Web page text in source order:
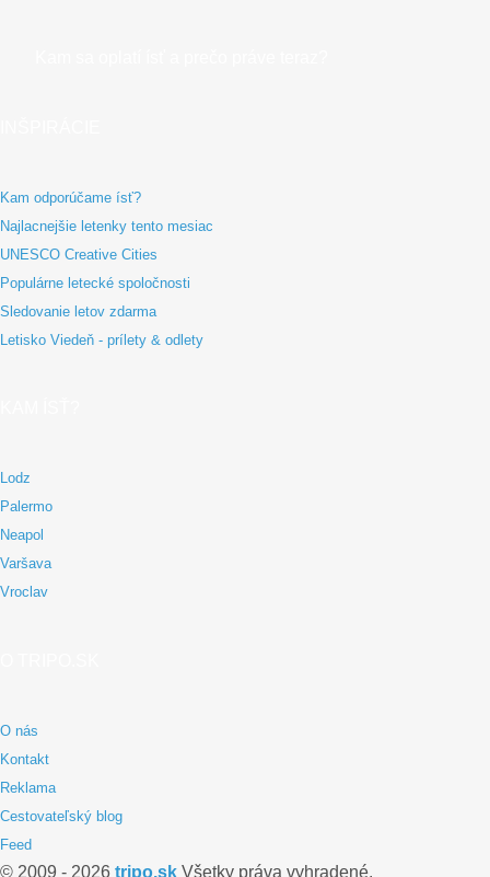
Kam odporúčame ísť?
Najlacnejšie letenky tento mesiac
UNESCO Creative Cities
Populárne letecké spoločnosti
Sledovanie letov zdarma
Letisko Viedeň - prílety & odlety
Lodz
Palermo
Neapol
Varšava
Vroclav
O nás
Kontakt
Reklama
Cestovateľský blog
Feed
© 2009 - 2026 tripo.sk Všetky práva vyhradené.